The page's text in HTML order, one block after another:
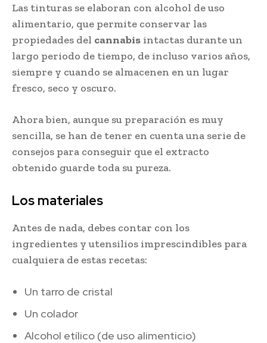
Las tinturas se elaboran con alcohol de uso
alimentario, que permite conservar las
propiedades del cannabis intactas durante un
largo periodo de tiempo, de incluso varios años,
siempre y cuando se almacenen en un lugar
fresco, seco y oscuro.
Ahora bien, aunque su preparación es muy
sencilla, se han de tener en cuenta una serie de
consejos para conseguir que el extracto
obtenido guarde toda su pureza.
Los materiales
Antes de nada, debes contar con los
ingredientes y utensilios imprescindibles para
cualquiera de estas recetas:
Un tarro de cristal
Un colador
Alcohol etílico (de uso alimenticio)